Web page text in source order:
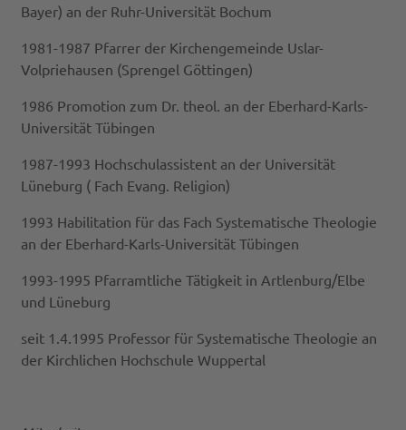
Bayer) an der Ruhr-Universität Bochum
1981-1987 Pfarrer der Kirchengemeinde Uslar-
Volpriehausen (Sprengel Göttingen)
1986 Promotion zum Dr. theol. an der Eberhard-Karls-
Universität Tübingen
1987-1993 Hochschulassistent an der Universität
Lüneburg ( Fach Evang. Religion)
1993 Habilitation für das Fach Systematische Theologie
an der Eberhard-Karls-Universität Tübingen
1993-1995 Pfarramtliche Tätigkeit in Artlenburg/Elbe
und Lüneburg
seit 1.4.1995 Professor für Systematische Theologie an
der Kirchlichen Hochschule Wuppertal